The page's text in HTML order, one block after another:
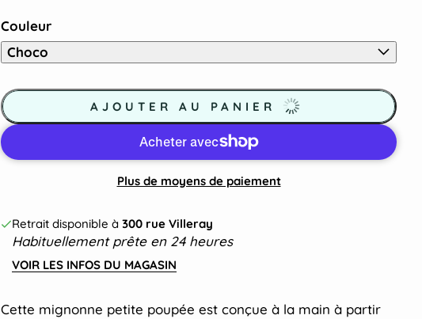
Couleur
Choco
AJOUTER AU PANIER
Plus de moyens de paiement
Retrait disponible à 300 rue Villeray
Habituellement prête en 24 heures
VOIR LES INFOS DU MAGASIN
Cette mignonne petite poupée est conçue à la main à partir